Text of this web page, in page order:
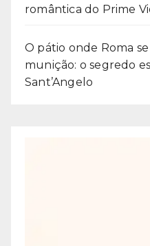
romântica do Prime
O pátio onde Roma
munição: o segredo
Sant’Angelo